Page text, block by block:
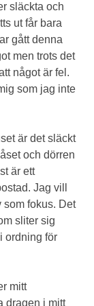
släckta och
ut får bara
gått denna
men trots det
något är fel.
som jag inte
är det släckt
och dörren
är ett
Jag vill
som fokus. Det
sliter sig
ordning för
mitt
dragen i mitt